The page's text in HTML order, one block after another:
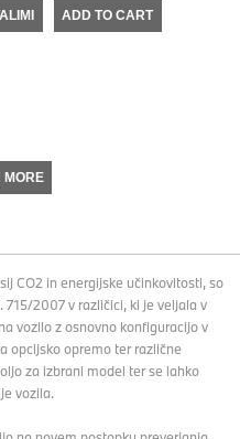
ADD TO CART
MORE
CO2 in energijske učinkovitosti, so
715/2007 v različici, ki je veljala v
vozilo z osnovno konfiguracijo v
opcijsko opremo ter različne
za izbrani model ter se lahko
vozila.